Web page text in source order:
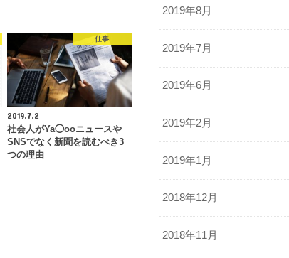
仕事
2019.7.2
社会人がYa◯ooニュースや
SNSでなく新聞を読むべき3
つの理由
2019年8月
2019年7月
2019年6月
2019年2月
2019年1月
2018年12月
2018年11月